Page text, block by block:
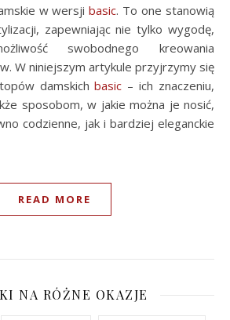
w wersjibasic. To one stanowią
zapewniając nie tylko wygodę,
swobodnego kreowania
W niniejszym artykule przyjrzymy się
damskichbasic – ich znaczeniu,
sposobom, w jakie można je nosić,
codzienne, jak i bardziej eleganckie
READ MORE
NA RÓŻNE OKAZJE